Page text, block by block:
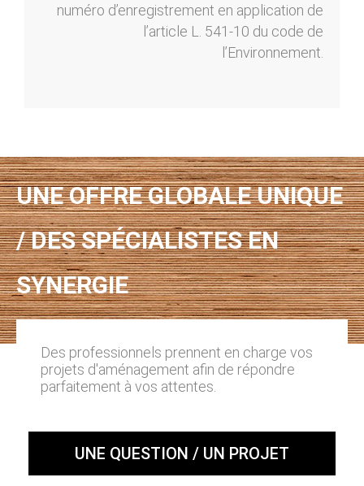
numéro d’enregistrement en application de
l’article L. 541-10 du code de
l’Environnement.
UNE OFFRE GLOBALE UNIQUE
/ DES SPÉCIALISTES EN
SYNERGIE
Des professionnels prennent en charge vos
projets d'aménagement afin de répondre
parfaitement à vos attentes.
UNE QUESTION / UN PROJET